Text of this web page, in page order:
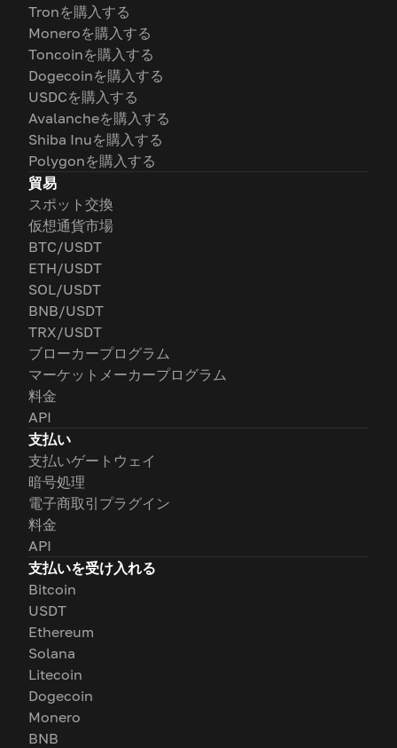
Tronを購入する
Moneroを購入する
Toncoinを購入する
Dogecoinを購入する
USDCを購入する
Avalancheを購入する
Shiba Inuを購入する
Polygonを購入する
貿易
スポット交換
仮想通貨市場
BTC/USDT
ETH/USDT
SOL/USDT
BNB/USDT
TRX/USDT
ブローカープログラム
マーケットメーカープログラム
料金
API
支払い
支払いゲートウェイ
暗号処理
電子商取引プラグイン
料金
API
支払いを受け入れる
Bitcoin
USDT
Ethereum
Solana
Litecoin
Dogecoin
Monero
BNB